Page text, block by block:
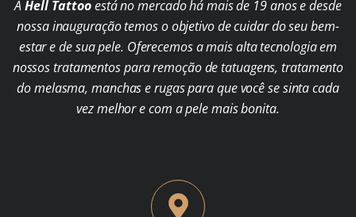
AHell Tattooestá no mercado há mais de 19 anos e desde
nossa inauguração temos o objetivo de cuidar do seu bem-
estar e de sua pele. Oferecemos a mais alta tecnologia em
nossos tratamentos para remoção de tatuagens, tratamento
do melasma, manchas e rugas para que você se sinta cada
vez melhor e com a pele mais bonita.